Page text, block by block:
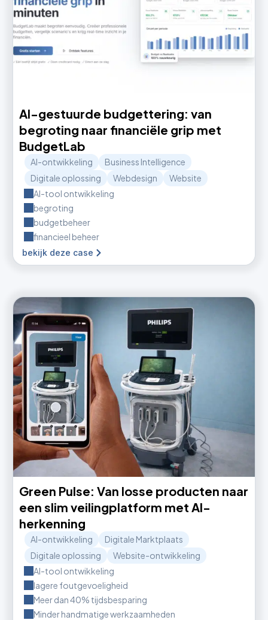
AI-gestuurde budgettering: van
begroting naar financiële grip met
BudgetLab
AI-ontwikkeling
Business Intelligence
Digitale oplossing
Webdesign
Website
AI-tool ontwikkeling
begroting
budgetbeheer
financieel beheer
bekijk deze case
Green Pulse: Van losse producten naar
een slim veilingplatform met AI-
herkenning
AI-ontwikkeling
Digitale Marktplaats
Digitale oplossing
Website-ontwikkeling
AI-tool ontwikkeling
lagere foutgevoeligheid
Meer dan 40% tijdsbesparing
Minder handmatige werkzaamheden